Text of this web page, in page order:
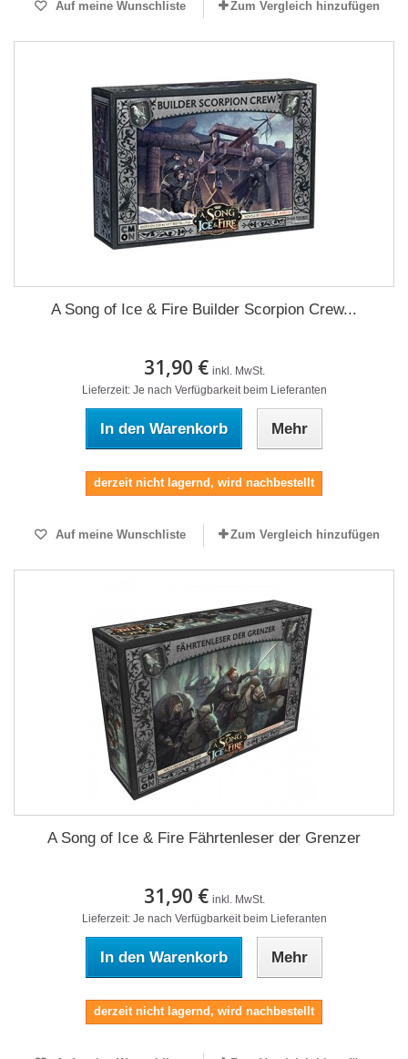
Auf meine Wunschliste Zum Vergleich hinzufügen
A Song of Ice & Fire Builder Scorpion Crew...
31,90 € inkl. MwSt.
Lieferzeit: Je nach Verfügbarkeit beim Lieferanten
In den Warenkorb Mehr
derzeit nicht lagernd, wird nachbestellt
Auf meine Wunschliste Zum Vergleich hinzufügen
A Song of Ice & Fire Fährtenleser der Grenzer
31,90 € inkl. MwSt.
Lieferzeit: Je nach Verfügbarkeit beim Lieferanten
In den Warenkorb Mehr
derzeit nicht lagernd, wird nachbestellt